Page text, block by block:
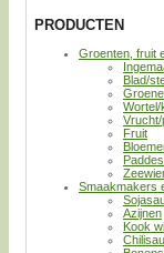
PRODUCTEN
Groenten, fruit
Blad/
Wortel/
Vrucht/
Fruit
Smaakmakers
Azijnen
Kook